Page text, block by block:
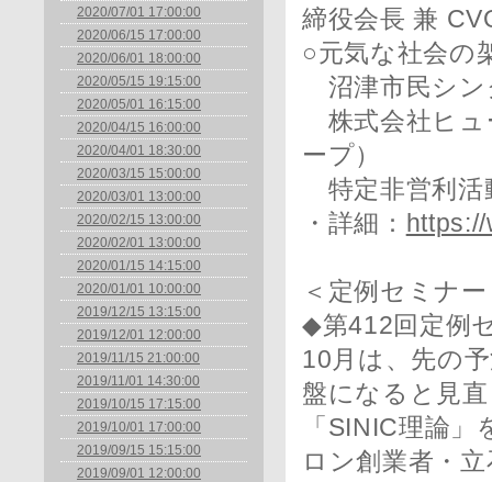
2020/07/01 17:00:00
2020/06/15 17:00:00
2020/06/01 18:00:00
2020/05/15 19:15:00
2020/05/01 16:15:00
2020/04/15 16:00:00
2020/04/01 18:30:00
2020/03/15 15:00:00
2020/03/01 13:00:00
2020/02/15 13:00:00
2020/02/01 13:00:00
2020/01/15 14:15:00
2020/01/01 10:00:00
2019/12/15 13:15:00
2019/12/01 12:00:00
2019/11/15 21:00:00
2019/11/01 14:30:00
2019/10/15 17:15:00
2019/10/01 17:00:00
2019/09/15 15:15:00
2019/09/01 12:00:00
締役会長 兼
○元気な社会の
沼津市民シン
株式会社ヒュ
ープ）
特定非営利活
・詳細：
＜定例セミナ
◆第412回定例
10月は、先の
盤になると見
「SINIC理論
ロン創業者・